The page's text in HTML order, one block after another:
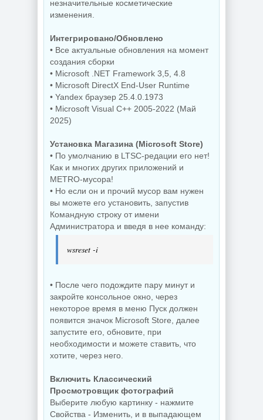
незначительные косметические
изменения.
Интегрировано/Обновлено
• Все актуальные обновления на момент
создания сборки
• Microsoft .NET Framework 3,5, 4.8
• Microsoft DirectX End-User Runtime
• Yandex браузер 25.4.0.1973
• Microsoft Visual C++ 2005-2022 (Май
2025)
Установка Магазина (Microsoft Store)
• По умолчанию в LTSC-редации его нет!
Как и многих других приложений и
METRO-мусора!
• Но если он и прочий мусор вам нужен
вы можете его установить, запустив
Командную строку от имени
Администратора и введя в нее команду:
wsreset -i
• После чего подождите пару минут и
закройте консольное окно, через
некоторое время в меню Пуск должен
появится значок Microsoft Store, далее
запустите его, обновите, при
необходимости и можете ставить, что
хотите, через него.
Включить Классический
Просмотровщик фотографий
Выберите любую картинку - нажмите
Свойства - Изменить, и в выпадающем